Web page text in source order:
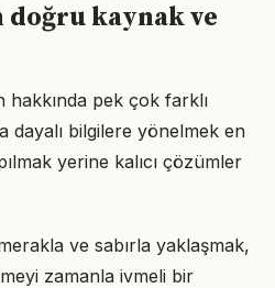
kaynak ve
hakkında pek çok farklı
dayalı bilgilere yönelmek en
yerine kalıcı çözümler
ve sabırla yaklaşmak,
zamanla ivmeli bir